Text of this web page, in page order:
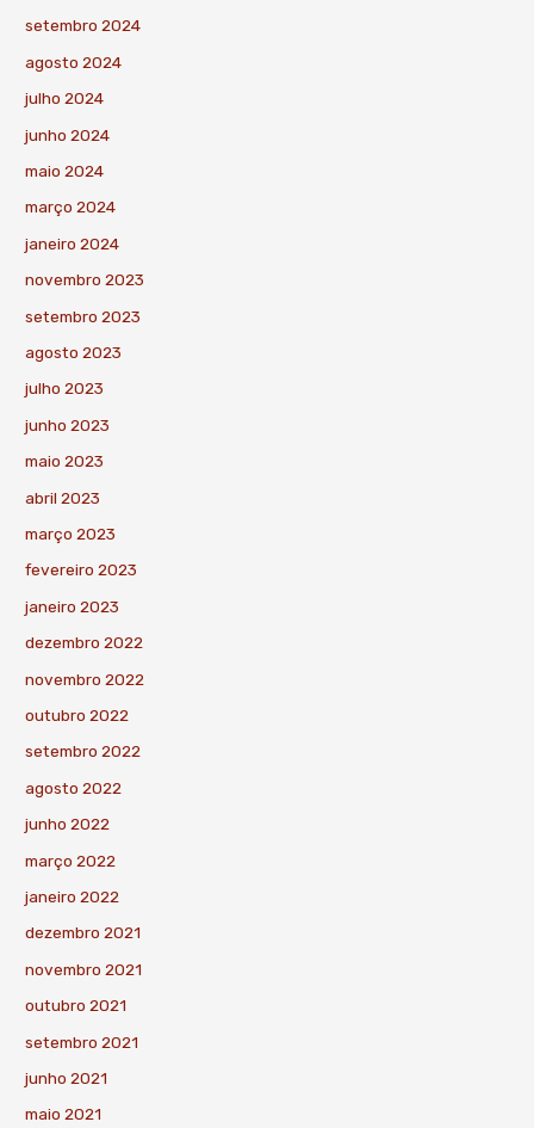
setembro 2024
agosto 2024
julho 2024
junho 2024
maio 2024
março 2024
janeiro 2024
novembro 2023
setembro 2023
agosto 2023
julho 2023
junho 2023
maio 2023
abril 2023
março 2023
fevereiro 2023
janeiro 2023
dezembro 2022
novembro 2022
outubro 2022
setembro 2022
agosto 2022
junho 2022
março 2022
janeiro 2022
dezembro 2021
novembro 2021
outubro 2021
setembro 2021
junho 2021
maio 2021